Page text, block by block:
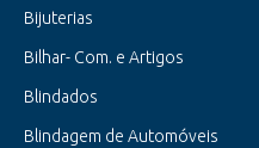
Bijuterias
Bilhar- Com. e Artigos
Blindados
Blindagem de Automóveis